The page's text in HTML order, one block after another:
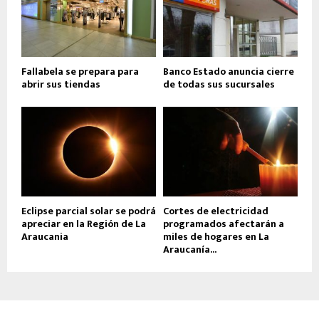
Fallabela se prepara para
abrir sus tiendas
Banco Estado anuncia cierre
de todas sus sucursales
Eclipse parcial solar se podrá
apreciar en la Región de La
Araucania
Cortes de electricidad
programados afectarán a
miles de hogares en La
Araucanía...